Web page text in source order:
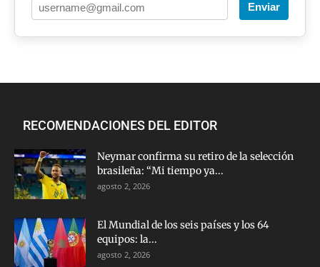
Enviar
RECOMENDACIONES DEL EDITOR
Neymar confirma su retiro de la selección
brasileña: “Mi tiempo ya...
agosto 2, 2026
El Mundial de los seis países y los 64
equipos: la...
agosto 2, 2026